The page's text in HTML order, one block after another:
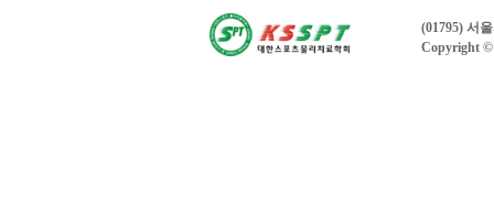
(01795) 서
Copyright ©